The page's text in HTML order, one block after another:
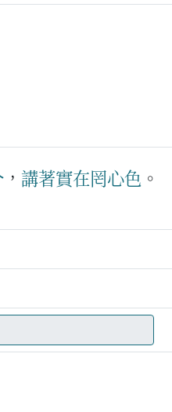
， 講著實在罔心色 。